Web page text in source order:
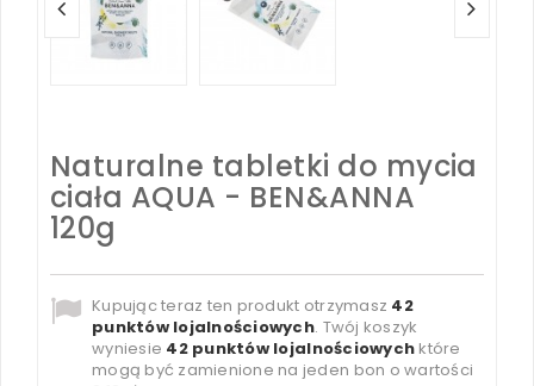
Naturalne tabletki do mycia
ciała AQUA - BEN&ANNA
120g
Kupując teraz ten produkt otrzymasz 42
punktów lojalnościowych. Twój koszyk
wyniesie 42punktów lojalnościowych które
mogą być zamienione na jeden bon o wartości